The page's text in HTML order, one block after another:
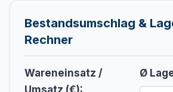
Bestandsumschlag &
Rechner
Wareneinsatz /
Umsatz (€):
Ø